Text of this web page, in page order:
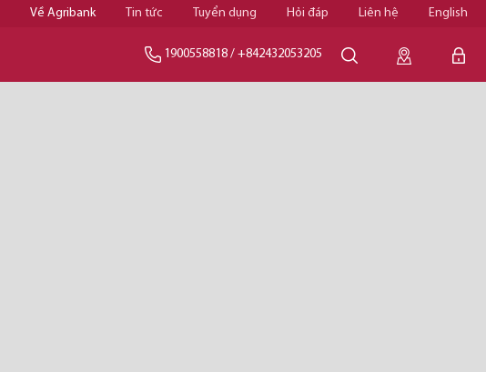
Về Agribank Tin tức Tuyển dụng Hỏi đáp Liên hệ English
1900558818 / +842432053205